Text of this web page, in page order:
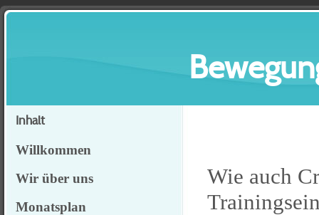
Inhalt
Willkommen
Wir über uns
Monatsplan
Wie auch